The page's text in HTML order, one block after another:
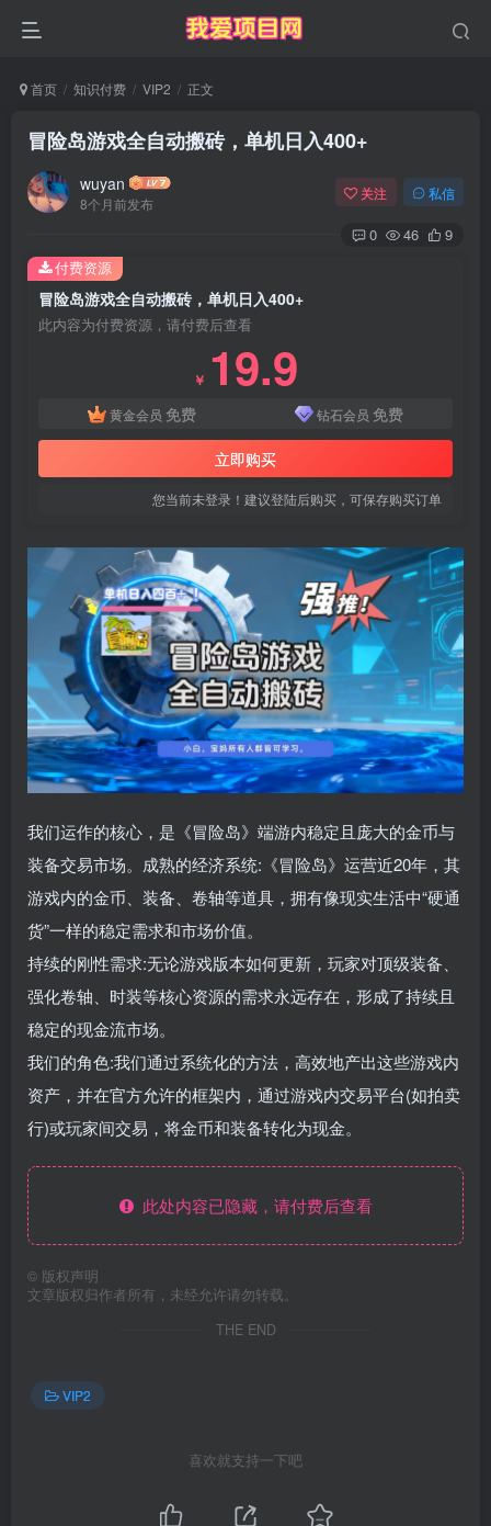
首页 知识付费 VIP2 正文
冒险岛游戏全自动搬砖，单机日入400+
wuyan
8个月前发布
关注 私信
0 46 9
冒险岛游戏全自动搬砖，单机日入400+
此内容为付费资源，请付费后查看
￥ 19.9
黄金会员 免费 钻石会员 免费
立即购买
您当前未登录！建议登陆后购买，可保存购买订单
付费资源
我们运作的核心，是《冒险岛》端游内稳定且庞大的金币与
装备交易市场。成熟的经济系统:《冒险岛》运营近20年，其
游戏内的金币、装备、卷轴等道具，拥有像现实生活中“硬通
货”一样的稳定需求和市场价值。
持续的刚性需求:无论游戏版本如何更新，玩家对顶级装备、
强化卷轴、时装等核心资源的需求永远存在，形成了持续且
稳定的现金流市场。
我们的角色:我们通过系统化的方法，高效地产出这些游戏内
资产，并在官方允许的框架内，通过游戏内交易平台(如拍卖
行)或玩家间交易，将金币和装备转化为现金。
此处内容已隐藏，请付费后查看
© 版权声明
文章版权归作者所有，未经允许请勿转载。
THE END
VIP2
喜欢就支持一下吧